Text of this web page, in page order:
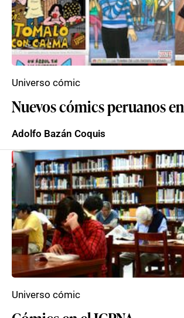
Nuevos cómics peruanos
Universo cómic
Adolfo Bazán Coquis
Universo cómic